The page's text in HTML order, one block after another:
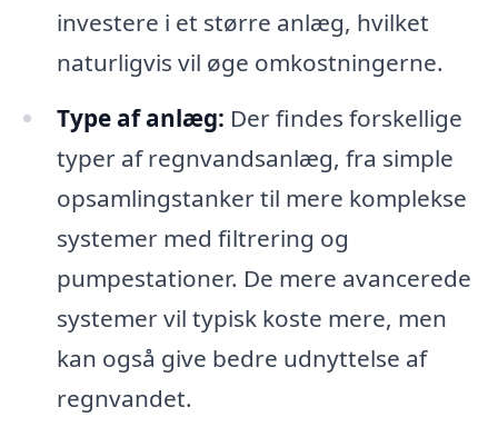
investere i et større anlæg, hvilket
naturligvis vil øge omkostningerne.
Type af anlæg: Der findes forskellige
typer af regnvandsanlæg, fra simple
opsamlingstanker til mere komplekse
systemer med filtrering og
pumpestationer. De mere avancerede
systemer vil typisk koste mere, men
kan også give bedre udnyttelse af
regnvandet.